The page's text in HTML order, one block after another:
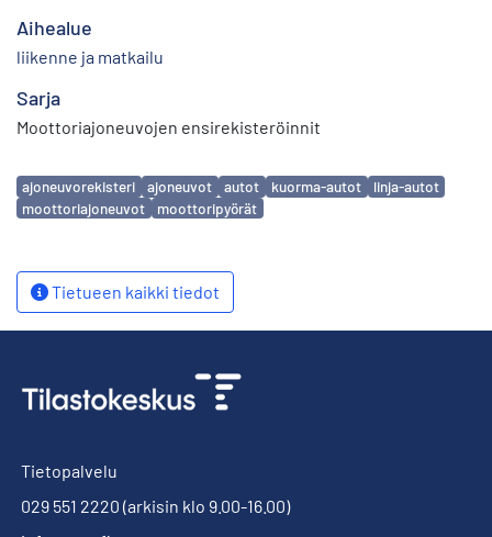
Aihealue
liikenne ja matkailu
Sarja
Moottoriajoneuvojen ensirekisteröinnit
Avainsanat
ajoneuvorekisteri ajoneuvot autot kuorma-autot
linja-autot
moottoriajoneuvot
moottoripyörät
Tietueen kaikki tiedot
Tietopalvelu
029 551 2220 (arkisin klo 9.00-16.00)